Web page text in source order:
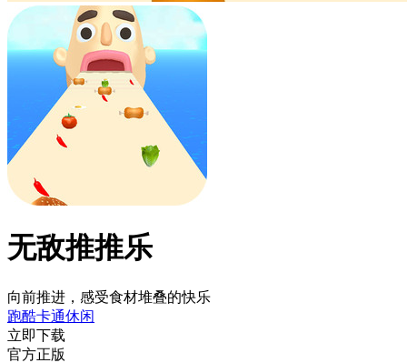
无敌推推乐
向前推进，感受食材堆叠的快乐
跑酷卡通休闲
立即下载
官方正版